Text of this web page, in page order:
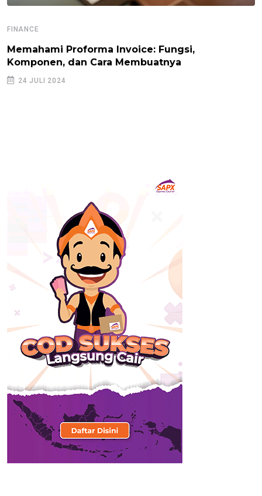
FINANCE
Memahami Proforma Invoice: Fungsi,
Komponen, dan Cara Membuatnya
24 JULI 2024